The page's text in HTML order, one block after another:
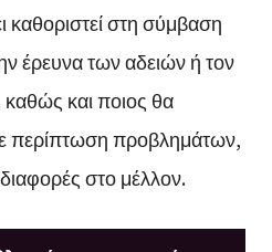
καθοριστεί στη σύμβαση
έρευνα των αδειών ή τον
και ποιος θα
περίπτωση προβλημάτων,
στο μέλλον.